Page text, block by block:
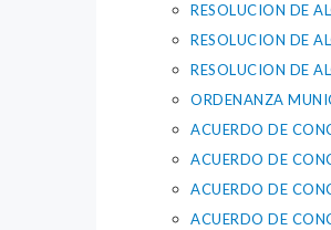
RESOLUCION DE
RESOLUCION DE
RESOLUCION DE
ORDENANZA
ACUERDO DE
ACUERDO DE
ACUERDO DE
ACUERDO DE